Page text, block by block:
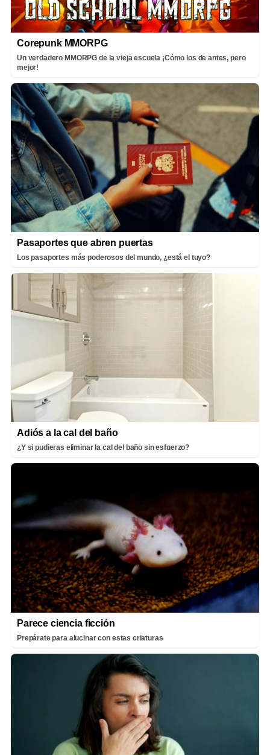
Corepunk MMORPG
Un verdadero MMORPG de la vieja escuela ¡Cómo los de antes, pero
mejor!
Pasaportes que abren puertas
Los pasaportes más poderosos del mundo, ¿está el tuyo?
Adiós a la cal del baño
¿Y si pudieras eliminar la cal del baño sin esfuerzo?
Parece ciencia ficción
Prepárate para alucinar con estas criaturas